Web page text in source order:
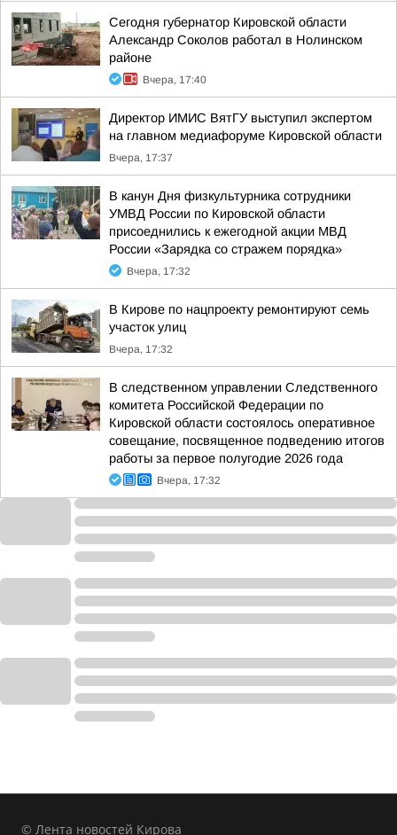
Сегодня губернатор Кировской области
Александр Соколов работал в Нолинском
районе
Вчера, 17:40
Директор ИМИС ВятГУ выступил экспертом
на главном медиафоруме Кировской области
Вчера, 17:37
В канун Дня физкультурника сотрудники
УМВД России по Кировской области
присоеднились к ежегодной акции МВД
России «Зарядка со стражем порядка»
Вчера, 17:32
В Кирове по нацпроекту ремонтируют семь
участок улиц
Вчера, 17:32
В следственном управлении Следственного
комитета Российской Федерации по
Кировской области состоялось оперативное
совещание, посвященное подведению итогов
работы за первое полугодие 2026 года
Вчера, 17:32
© Лента новостей Кирова